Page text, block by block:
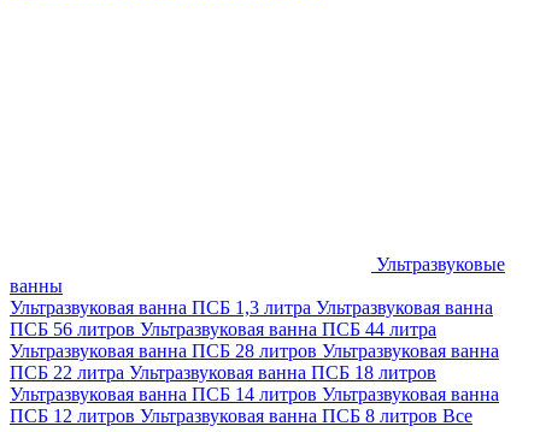
Ультразвуковые
ванны
Ультразвуковая ванна ПСБ 1,3 литра Ультразвуковая ванна
ПСБ 56 литров Ультразвуковая ванна ПСБ 44 литра
Ультразвуковая ванна ПСБ 28 литров Ультразвуковая ванна
ПСБ 22 литра Ультразвуковая ванна ПСБ 18 литров
Ультразвуковая ванна ПСБ 14 литров Ультразвуковая ванна
ПСБ 12 литров Ультразвуковая ванна ПСБ 8 литров Все